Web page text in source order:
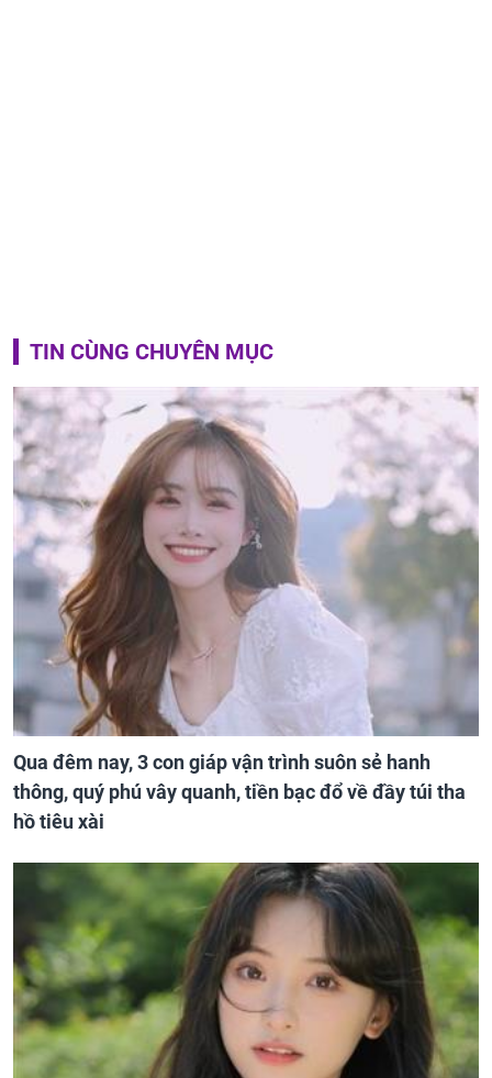
TIN CÙNG CHUYÊN MỤC
Qua đêm nay, 3 con giáp vận trình suôn sẻ hanh
thông, quý phú vây quanh, tiền bạc đổ về đầy túi tha
hồ tiêu xài